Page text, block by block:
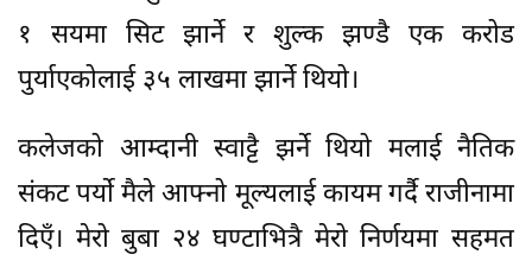
१ सयमा सिट झार्ने र शुल्क झण्डै एक करोड
पुर्याएकोलाई ३५ लाखमा झार्ने थियो।
कलेजको आम्दानी स्वाट्टै झर्ने थियो मलाई नैतिक
संकट पर्यो मैले आफ्नो मूल्यलाई कायम गर्दै राजीनामा
दिएँ। मेरो बुबा २४ घण्टाभित्रै मेरो निर्णयमा सहमत